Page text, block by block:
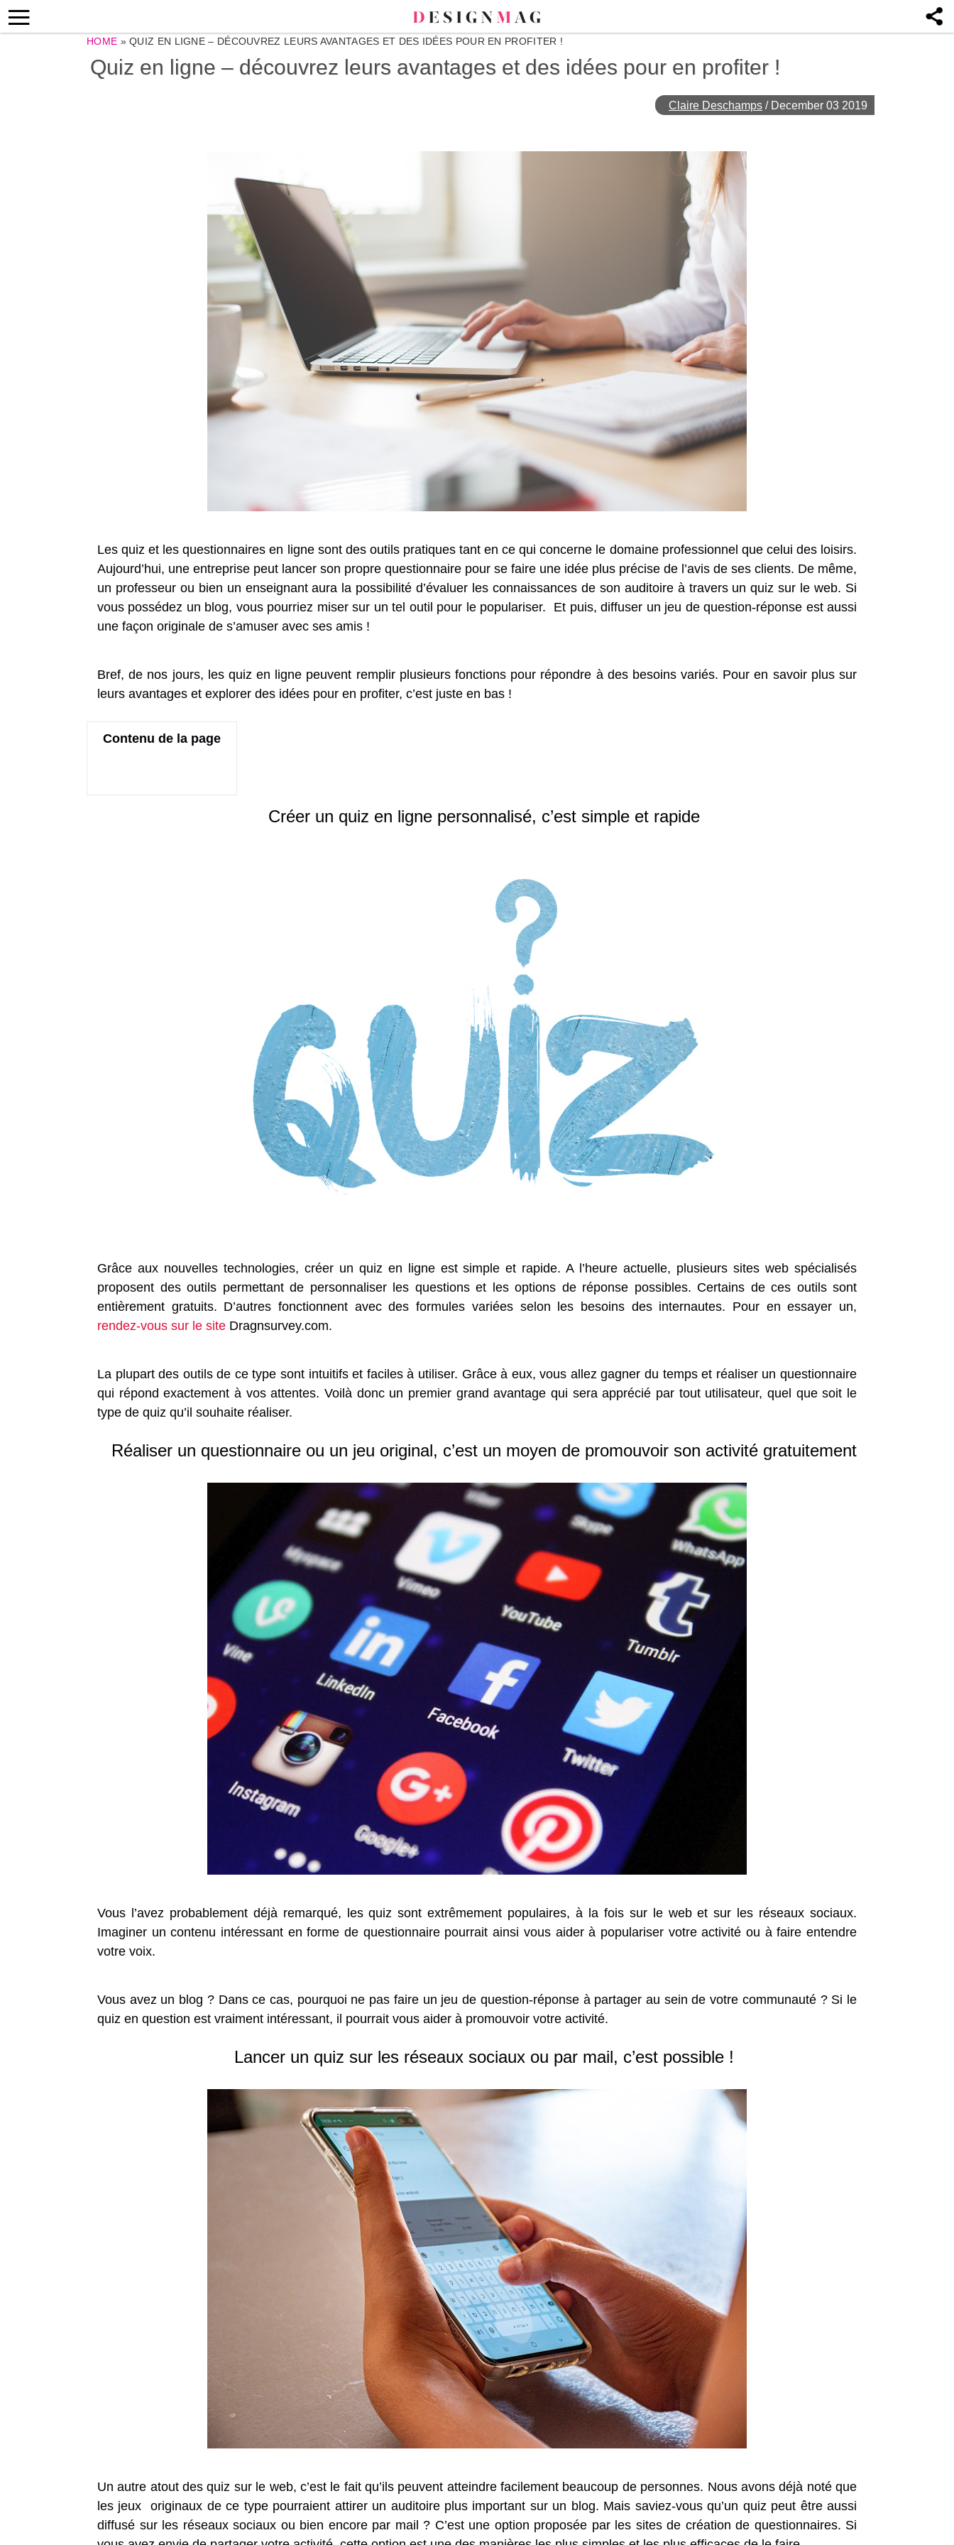
HOME »QUIZ EN LIGNE – DÉCOUVREZ LEURS AVANTAGES ET DES IDÉES POUR EN PROFITER !
Quiz en ligne – découvrez leurs avantages et des idées pour en profiter !
Claire Deschamps / December 03 2019
Les quiz et les questionnaires en ligne sont des outils pratiques tant en ce qui concerne le domaine professionnel que celui des loisirs.
Aujourd’hui, une entreprise peut lancer son propre questionnaire pour se faire une idée plus précise de l’avis de ses clients. De même,
un professeur ou bien un enseignant aura la possibilité d’évaluer les connaissances de son auditoire à travers un quiz sur le web. Si
vous possédez un blog, vous pourriez miser sur un tel outil pour le populariser. Et puis, diffuser un jeu de question-réponse est aussi
une façon originale de s’amuser avec ses amis !
Bref, de nos jours, les quiz en ligne peuvent remplir plusieurs fonctions pour répondre à des besoins variés. Pour en savoir plus sur
leurs avantages et explorer des idées pour en profiter, c’est juste en bas !
Contenu de la page
Créer un quiz en ligne personnalisé, c’est simple et rapide
Grâce aux nouvelles technologies, créer un quiz en ligne est simple et rapide. A l’heure actuelle, plusieurs sites web spécialisés
proposent des outils permettant de personnaliser les questions et les options de réponse possibles. Certains de ces outils sont
entièrement gratuits. D’autres fonctionnent avec des formules variées selon les besoins des internautes. Pour en essayer un,
rendez-vous sur le site Dragnsurvey.com.
La plupart des outils de ce type sont intuitifs et faciles à utiliser. Grâce à eux, vous allez gagner du temps et réaliser un questionnaire
qui répond exactement à vos attentes. Voilà donc un premier grand avantage qui sera apprécié par tout utilisateur, quel que soit le
type de quiz qu’il souhaite réaliser.
Réaliser un questionnaire ou un jeu original, c’est un moyen de promouvoir son activité gratuitement
Vous l’avez probablement déjà remarqué, les quiz sont extrêmement populaires, à la fois sur le web et sur les réseaux sociaux.
Imaginer un contenu intéressant en forme de questionnaire pourrait ainsi vous aider à populariser votre activité ou à faire entendre
votre voix.
Vous avez un blog ? Dans ce cas, pourquoi ne pas faire un jeu de question-réponse à partager au sein de votre communauté ? Si le
quiz en question est vraiment intéressant, il pourrait vous aider à promouvoir votre activité.
Lancer un quiz sur les réseaux sociaux ou par mail, c’est possible !
Un autre atout des quiz sur le web, c’est le fait qu’ils peuvent atteindre facilement beaucoup de personnes. Nous avons déjà noté que
les jeux originaux de ce type pourraient attirer un auditoire plus important sur un blog. Mais saviez-vous qu’un quiz peut être aussi
diffusé sur les réseaux sociaux ou bien encore par mail ? C’est une option proposée par les sites de création de questionnaires. Si